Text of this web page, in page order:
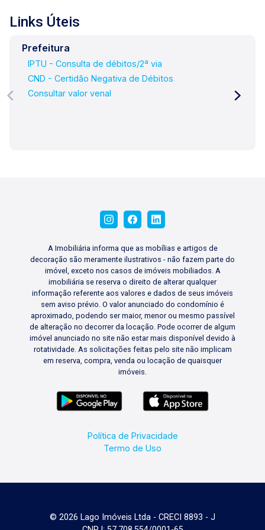
Vargas, 407, Lago Locação - Rua Barão do
Administrativo/Cadastro - Rua Altino Arantes,
644.
Links Úteis
Prefeitura
IPTU - Consulta de débitos/2ª via
CND - Certidão Negativa de Débitos
Consultar valor venal
A Imobiliária informa que as mobílias e artigos de
decoração são meramente ilustrativos - não fazem parte do
imóvel, exceto nos casos de imóveis mobiliados. A
imobiliária se reserva o direito de alterar qualquer
informação referente aos valores e dados de seus imóveis
sem aviso prévio. O valor anunciado do condomínio é
aproximado, podendo ser maior, menor ou mesmo passível
de alteração no decorrer da locação. Pode ocorrer de algum
imóvel anunciado no site não estar mais disponível devido à
rotatividade. As solicitações feitas pelo site não implicam
em reserva, compra, venda ou locação de quaisquer
imóveis.
Política de Privacidade
Termo de Uso
© 2026 Lago Imóveis Ltda - CRECI 8893 - J